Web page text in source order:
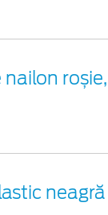
roșie,
neagră